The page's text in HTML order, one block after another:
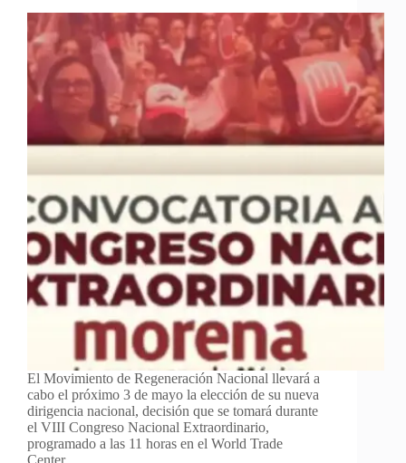
El Movimiento de Regeneración Nacional llevará a
cabo el próximo 3 de mayo la elección de su nueva
dirigencia nacional, decisión que se tomará durante
el VIII Congreso Nacional Extraordinario,
programado a las 11 horas en el World Trade
Center…